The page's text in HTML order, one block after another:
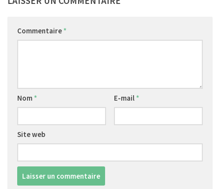
Commentaire *
Nom * E-mail *
Site web